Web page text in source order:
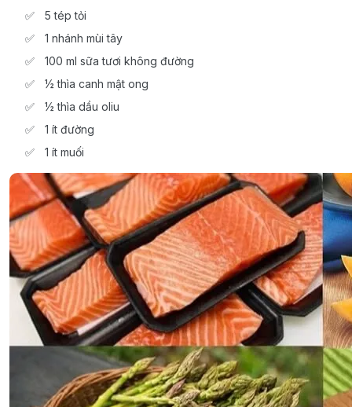
5 tép tỏi
1 nhánh mùi tây
100 ml sữa tươi không đường
½ thìa canh mật ong
½ thìa dầu oliu
1 ít đường
1 ít muối